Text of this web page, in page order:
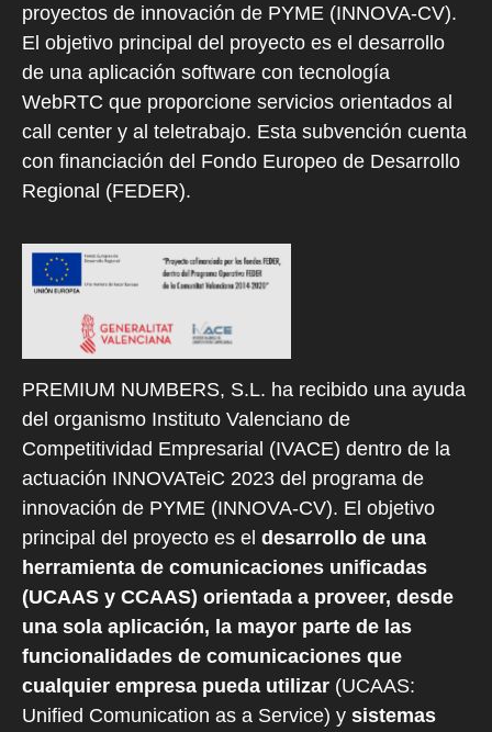
proyectos de innovación de PYME (INNOVA-CV).
El objetivo principal del proyecto es el desarrollo
de una aplicación software con tecnología
WebRTC que proporcione servicios orientados al
call center y al teletrabajo. Esta subvención cuenta
con financiación del Fondo Europeo de Desarrollo
Regional (FEDER).
PREMIUM NUMBERS, S.L. ha recibido una ayuda
del organismo Instituto Valenciano de
Competitividad Empresarial (IVACE) dentro de la
actuación INNOVATeiC 2023 del programa de
innovación de PYME (INNOVA-CV). El objetivo
principal del proyecto es el desarrollo de una
herramienta de comunicaciones unificadas
(UCAAS y CCAAS) orientada a proveer, desde
una sola aplicación, la mayor parte de las
funcionalidades de comunicaciones que
cualquier empresa pueda utilizar (UCAAS:
Unified Comunication as a Service) y sistemas